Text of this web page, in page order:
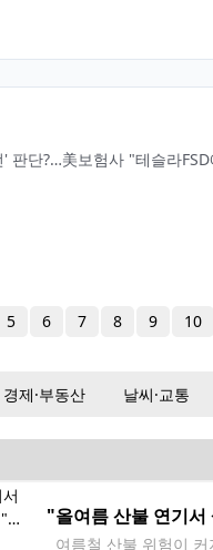
판단?…美보험사 "테슬라
5 6 7 8 9 10
경제·부동산 날씨·교통
"올여름 산불 연기
여름철 산불 위험이